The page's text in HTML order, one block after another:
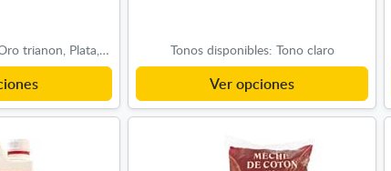
Colores Disponibles: Oro trianon, Plata, Bronce Tonos disponibles: Tono claro
Ver opciones